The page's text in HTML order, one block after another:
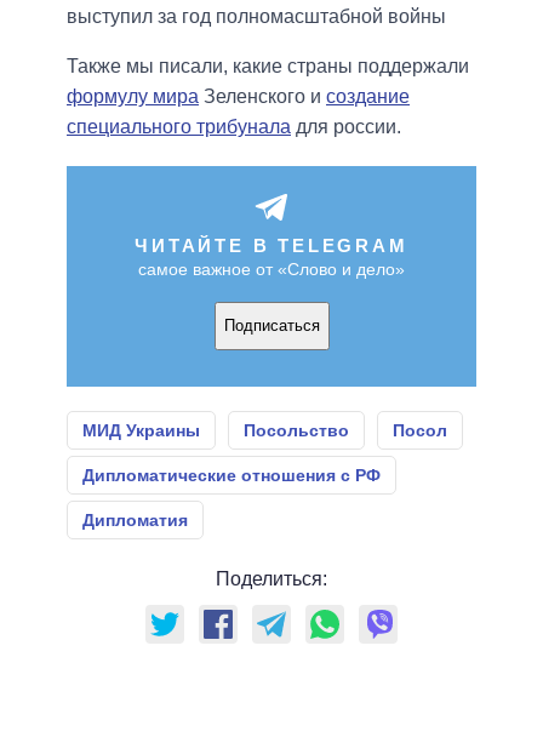
выступил за год полномасштабной войны
Также мы писали, какие страны поддержали
формулу мира Зеленского и создание
специального трибунала для россии.
ЧИТАЙТЕ В TELEGRAM
самое важное от «Слово и дело»
Подписаться
МИД Украины Посольство Посол
Дипломатические отношения с РФ
Дипломатия
Поделиться: